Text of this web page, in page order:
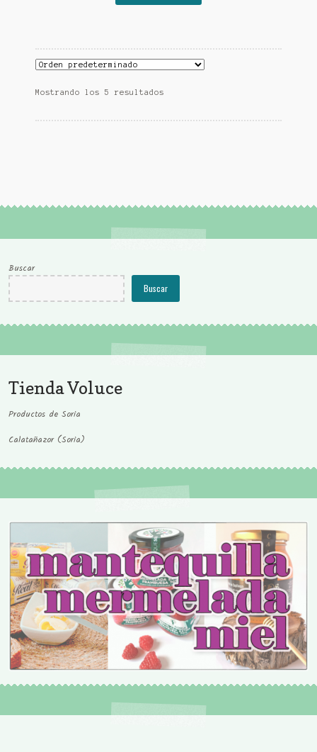
era:
es:
Mostrando los 5 resultados
Buscar
Buscar
Tienda Voluce
Productos de Soria
Calatañazor (Soria)